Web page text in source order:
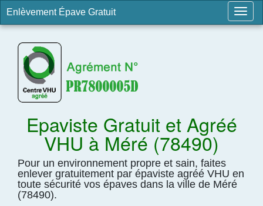
Enlèvement Épave Gratuit
Epaviste Gratuit et Agréé
VHU à Méré (78490)
Pour un environnement propre et sain, faites
enlever gratuitement par épaviste agréé VHU en
toute sécurité vos épaves dans la ville de Méré
(78490).